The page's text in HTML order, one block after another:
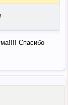
Спасибо